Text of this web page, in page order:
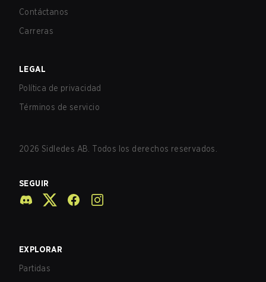
Contáctanos
Carreras
LEGAL
Política de privacidad
Términos de servicio
2026 Sidledes AB. Todos los derechos reservados.
SEGUIR
EXPLORAR
Partidas